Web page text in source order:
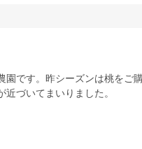
園です。昨シーズンは桃をご
づいてまいりました。